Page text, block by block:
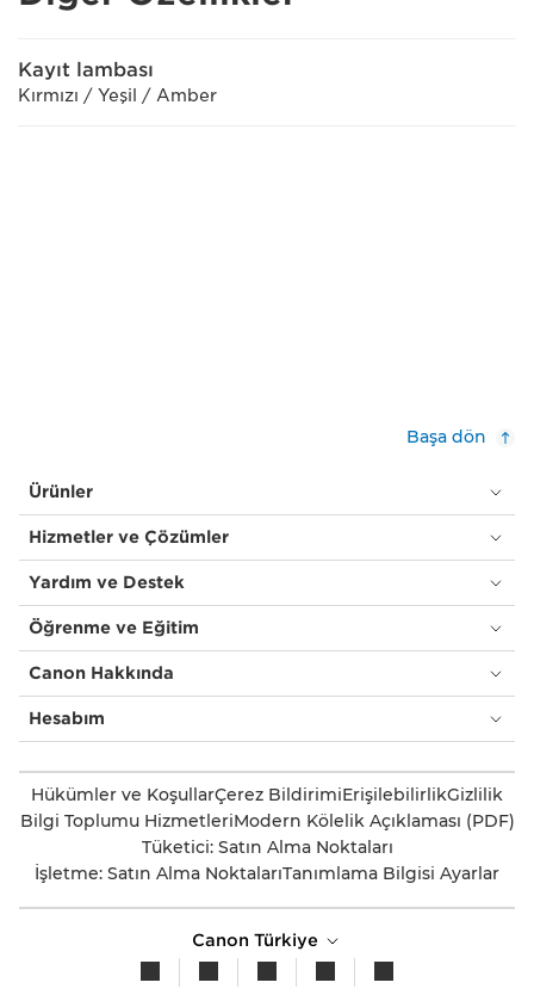
Kayıt lambası
Kırmızı / Yeşil / Amber
Başa dön
Ürünler
Hizmetler ve Çözümler
Yardım ve Destek
Öğrenme ve Eğitim
Canon Hakkında
Hesabım
Hükümler ve KoşullarÇerez BildirimiErişilebilirlikGizlilik
Bilgi Toplumu HizmetleriModern Kölelik Açıklaması (PDF)
Tüketici: Satın Alma Noktaları
İşletme: Satın Alma NoktalarıTanımlama Bilgisi Ayarlar
Canon Türkiye